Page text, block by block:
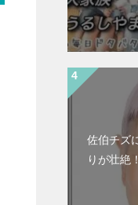
佐伯チズ
りが壮絶